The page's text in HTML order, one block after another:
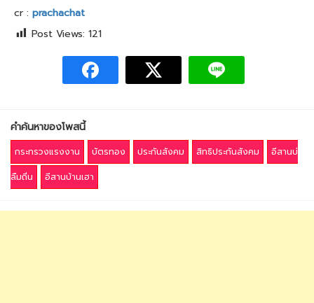
cr : prachachat
Post Views: 121
คำค้นหาของโพสนี้
กระทรวงแรงงาน บัตรทอง ประกันสังคม สิทธิประกันสังคม
อีสานบ่
ลืมถิ่น
อีสานบ้านเฮา